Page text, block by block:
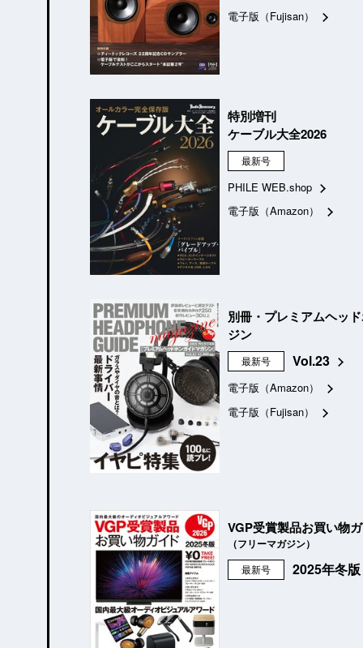
電子版（Fujisan）
特別増刊
ケーブル大全2026
最新号
PHILE WEB.shop
電子版（Amazon）
別冊・プレミアムヘッ
ジン
最新号 Vol.23
電子版（Amazon）
電子版（Fujisan）
VGP受賞製品お買い物
（フリーマガジン）
最新号 2025年冬